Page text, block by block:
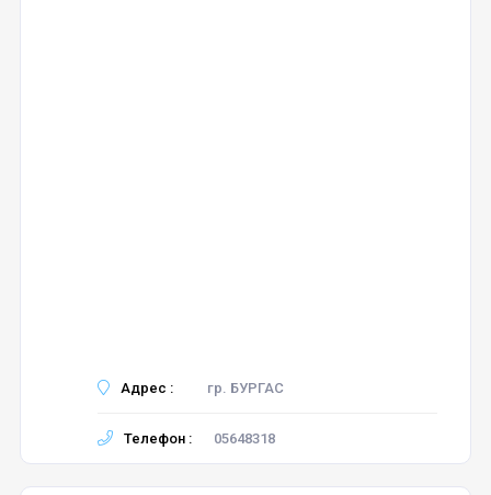
Адрес : гр. БУРГАС
Телефон : 05648318